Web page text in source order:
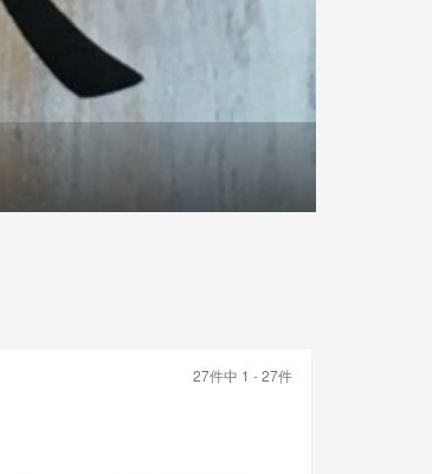
27件中 1 - 27件